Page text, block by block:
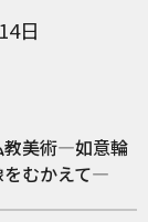
日
美術—如意輪
をむかえて—